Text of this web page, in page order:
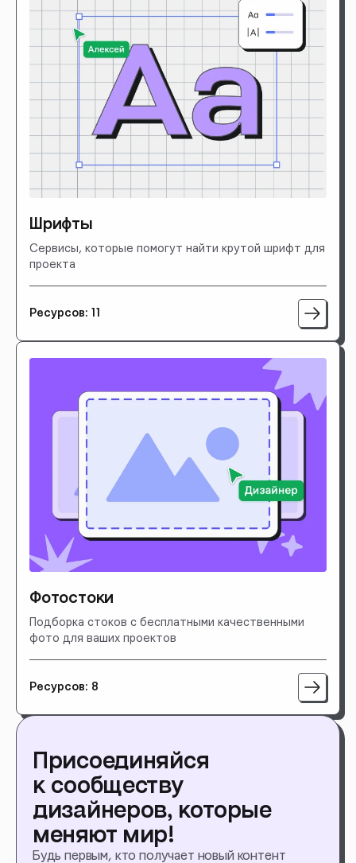
Шрифты
Сервисы, которые помогут найти крутой шрифт для
проекта
Ресурсов: 11
Фотостоки
Подборка стоков с бесплатными качественными
фото для ваших проектов
Ресурсов: 8
Присоединяйся
к сообществу
дизайнеров, которые
меняют мир!
Будь первым, кто получает новый контент